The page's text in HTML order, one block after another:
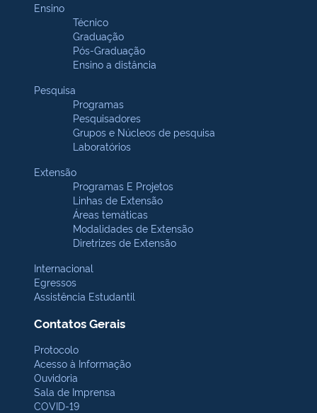
Ensino
Técnico
Graduação
Pós-Graduação
Ensino a distância
Pesquisa
Programas
Pesquisadores
Grupos e Núcleos de pesquisa
Laboratórios
Extensão
Programas E Projetos
Linhas de Extensão
Áreas temáticas
Modalidades de Extensão
Diretrizes de Extensão
Internacional
Egressos
Assistência Estudantil
Contatos Gerais
Protocolo
Acesso à Informação
Ouvidoria
Sala de Imprensa
COVID-19